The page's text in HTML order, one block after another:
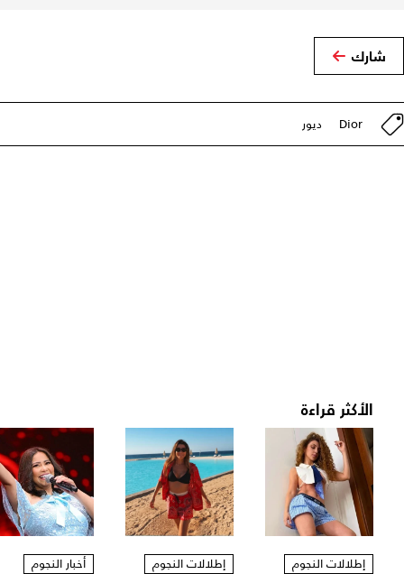
شارك
Dior ديور
الأكثر قراءة
إطلالات النجوم إطلالات النجوم أخبار النجوم